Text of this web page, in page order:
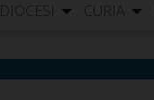
DIOCESI CURIA